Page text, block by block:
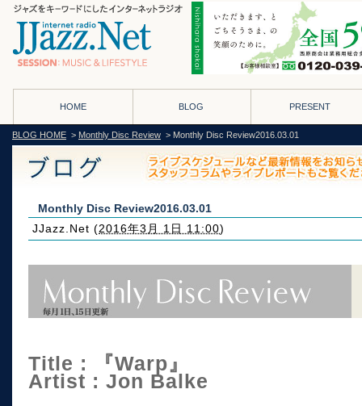
HOME BLOG PRESENT
BLOG HOME > Monthly Disc Review > Monthly Disc Review2016.03.01
Monthly Disc Review2016.03.01
JJazz.Net (2016年3月 1日 11:00)
Title : 『Warp』
Artist : Jon Balke